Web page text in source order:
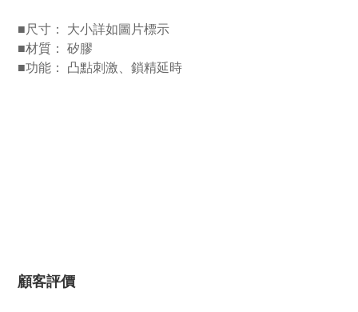
■尺寸： 大小詳如圖片標示
■材質： 矽膠
■功能： 凸點刺激、鎖精延時
顧客評價